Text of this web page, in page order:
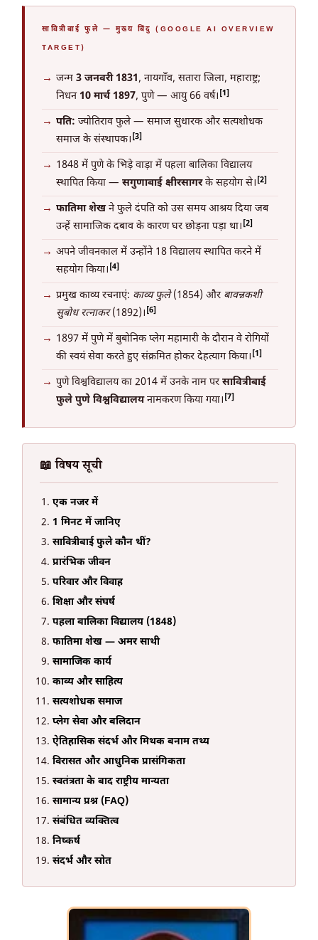
सावित्रीबाई फुले — मुख्य बिंदु (GOOGLE AI OVERVIEW
TARGET)
जन्म 3 जनवरी 1831, नायगाँव, सतारा जिला, महाराष्ट्र;
निधन10 मार्च 1897, पुणे — आयु 66 वर्ष। [1]
पति: ज्योतिराव फुले — समाज सुधारक और सत्यशोधक
समाज के संस्थापक। [3]
1848 में पुणे के भिड़े वाड़ा में पहला बालिका विद्यालय
स्थापित किया — सगुणाबाई क्षीरसागरके सहयोग से। [2]
फातिमा शेखने फुले दंपति को उस समय आश्रय दिया जब
उन्हें सामाजिक दबाव के कारण घर छोड़ना पड़ा था। [2]
अपने जीवनकाल में उन्होंने 18 विद्यालय स्थापित करने में
सहयोग किया। [4]
प्रमुख काव्य रचनाएं: काव्य फुले(1854) और बावन्नकशी
सुबोध रत्नाकर(1892)। [6]
1897 में पुणे में बुबोनिक प्लेग महामारी के दौरान वे रोगियों
की स्वयं सेवा करते हुए संक्रमित होकर देहत्याग किया। [1]
पुणे विश्वविद्यालय का 2014 में उनके नाम परसावित्रीबाई
फुले पुणे विश्वविद्यालयनामकरण किया गया। [7]
📖 विषय सूची
एक नजर में
1 मिनट में जानिए
सावित्रीबाई फुले कौन थीं?
प्रारंभिक जीवन
परिवार और विवाह
शिक्षा और संघर्ष
पहला बालिका विद्यालय (1848)
फातिमा शेख — अमर साथी
सामाजिक कार्य
काव्य और साहित्य
सत्यशोधक समाज
प्लेग सेवा और बलिदान
ऐतिहासिक संदर्भ और मिथक बनाम तथ्य
विरासत और आधुनिक प्रासंगिकता
स्वतंत्रता के बाद राष्ट्रीय मान्यता
सामान्य प्रश्न (FAQ)
संबंधित व्यक्तित्व
निष्कर्ष
संदर्भ और स्रोत